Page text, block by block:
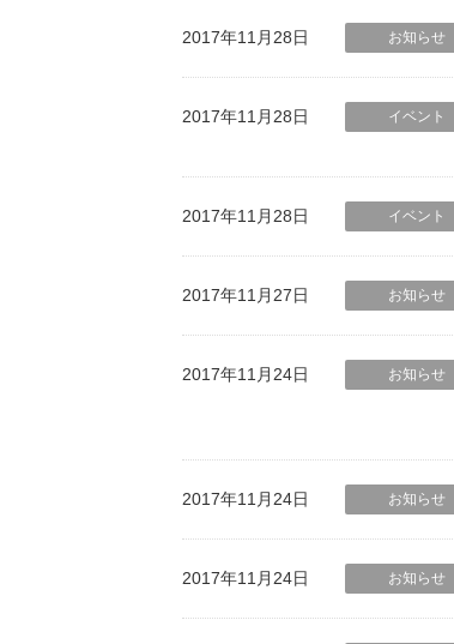
2017年11月28日 お知らせ
2017年11月28日 イベント
2017年11月28日 イベント
2017年11月27日 お知らせ
2017年11月24日 お知らせ
2017年11月24日 お知らせ
2017年11月24日 お知らせ